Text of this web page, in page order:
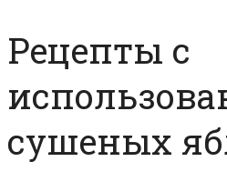
Рецепты с
сушеных